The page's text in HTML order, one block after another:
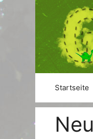
Zum
Inhalt
springen
Startseite